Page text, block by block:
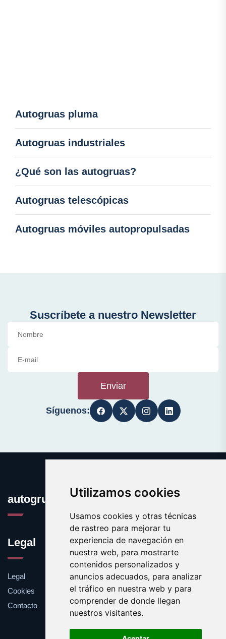
Utilizamos cookies
Usamos cookies y otras técnicas
de rastreo para mejorar tu
experiencia de navegación en
nuestra web, para mostrarte
contenidos personalizados y
anuncios adecuados, para analizar
el tráfico en nuestra web y para
comprender de donde llegan
nuestros visitantes.
Autogruas pluma
Autogruas industriales
¿Qué son las autogruas?
Autogruas telescópicas
Autogruas móviles autopropulsadas
Suscríbete a nuestro Newsletter
Enviar
Síguenos:
autogrua.es
Legal
Legal
Cookies
Contacto